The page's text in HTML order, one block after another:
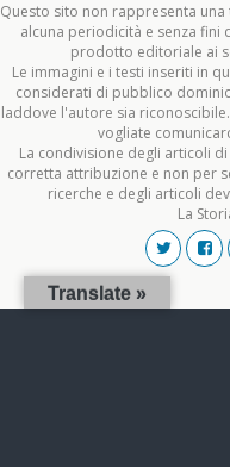
Questo sito non rappresenta
alcuna periodicità e senza
prodotto editoriale ai
Le immagini e i testi inseriti in
considerati di pubblico
laddove l'autore sia
vogliate
La condivisione degli articoli
corretta attribuzione e non per
ricerche e degli articoli
La
Translate »